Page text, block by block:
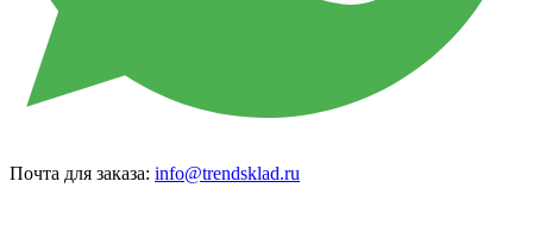
Почта для заказа: info@trendsklad.ru